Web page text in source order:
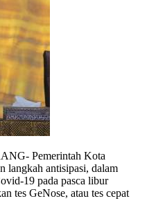
Pemerintah Kota
langkah antisipasi, dalam
19 pada pasca libur
tes GeNose, atau tes cepat